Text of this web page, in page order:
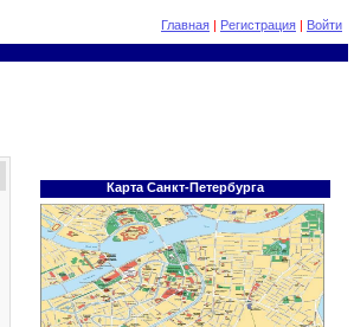
Главная | Регистрация | Войти
Карта Санкт-Петербурга